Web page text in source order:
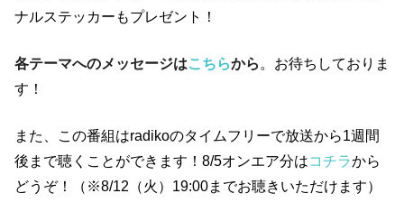
ナルステッカーもプレゼント！
各テーマへのメッセージはこちらから 。お待ちしておりま
す！
また、この番組はradikoのタイムフリーで放送から1週間
後まで聴くことができます！8/5オンエア分はコチラから
どうぞ！（※8/12（火）19:00までお聴きいただけます）